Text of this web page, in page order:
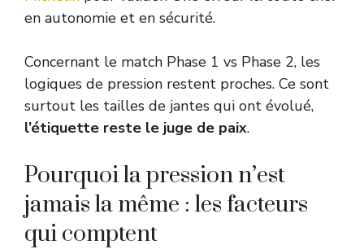
en autonomie et en sécurité.
Concernant le match Phase 1 vs Phase 2, les
logiques de pression restent proches. Ce sont
surtout les tailles de jantes qui ont évolué,
l’étiquette reste le juge de paix.
Pourquoi la pression n’est
jamais la même : les facteurs
qui comptent